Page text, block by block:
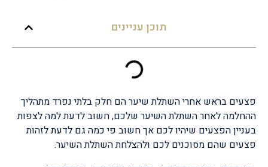
תוכן עניינים
פצעים בראש אחרי השתלת שיער הם חלק בלתי נפרד מתהליך
ההחלמה לאחר השתלת השיער שלכם, חשוב לדעת למה לצפות
בעניין הפצעים שיהיו לכם אך חשוב פי כמה גם לדעת לזהות
פצעים שהם מסוכנים לכם ולהצלחת השתלת השיער.